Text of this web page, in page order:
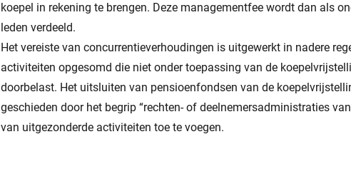
koepel in rekening te brengen. Deze managementfee wordt dan als
leden verdeeld.
Het vereiste van concurrentieverhoudingen is uitgewerkt in nadere
activiteiten opgesomd die niet onder toepassing van de
doorbelast. Het uitsluiten van pensioenfondsen van de
geschieden door het begrip “rechten- of deelnemersadministraties
van uitgezonderde activiteiten toe te voegen.